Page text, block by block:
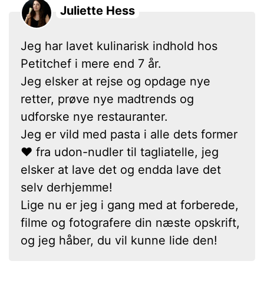
Juliette Hess
Jeg har lavet kulinarisk indhold hos
Petitchef i mere end 7 år.
Jeg elsker at rejse og opdage nye
retter, prøve nye madtrends og
udforske nye restauranter.
Jeg er vild med pasta i alle dets former
❤ fra udon-nudler til tagliatelle, jeg
elsker at lave det og endda lave det
selv derhjemme!
Lige nu er jeg i gang med at forberede,
filme og fotografere din næste opskrift,
og jeg håber, du vil kunne lide den!